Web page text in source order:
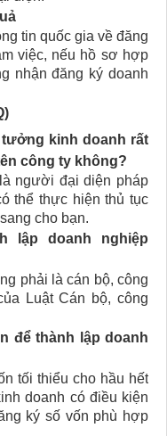
tin quốc gia về đăng
việc, nếu hồ sơ hợp
nhận đăng ký doanh
kinh doanh rất
công ty không?
người đại diện pháp
thể thực hiện thủ tục
cho bạn.
lập doanh nghiệp
phải là cán bộ, công
Luật Cán bộ, công
để thành lập doanh
tối thiểu cho hầu hết
doanh có điều kiện
ký số vốn phù hợp